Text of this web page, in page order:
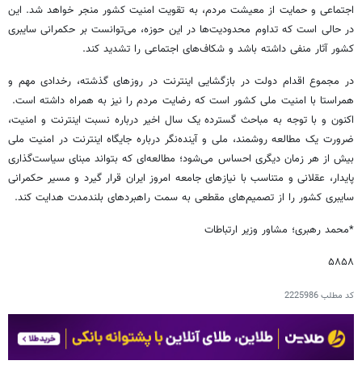
اجتماعی و حمایت از معیشت مردم، به تقویت امنیت کشور منجر خواهد شد. این
در حالی است که تداوم محدودیت‌ها در این حوزه، می‌توانست بر حکمرانی سایبری
کشور آثار منفی داشته باشد و شکاف‌های اجتماعی را تشدید کند.
در مجموع اقدام دولت در بازگشایی اینترنت در روزهای گذشته، رخدادی مهم و
همراستا با امنیت ملی کشور است که رضایت مردم را نیز به همراه داشته است.
اکنون و با توجه به مباحث گسترده یک سال اخیر درباره نسبت اینترنت و امنیت،
ضرورت یک مطالعه روشمند، ملی و آینده‌نگر درباره جایگاه اینترنت در امنیت ملی
بیش از هر زمان دیگری احساس می‌شود؛ مطالعه‌ای که بتواند مبنای سیاست‌گذاری
پایدار، عقلانی و متناسب با نیازهای جامعه امروز ایران قرار گیرد و مسیر حکمرانی
سایبری کشور را از تصمیم‌های مقطعی به سمت راهبردهای بلندمدت هدایت کند.
*محمد رهبری؛ مشاور وزیر ارتباطات
۵۸۵۸
کد مطلب2225986